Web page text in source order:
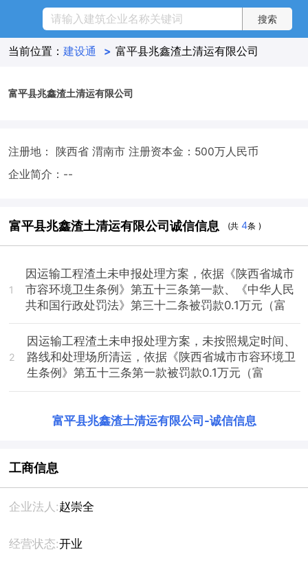
当前位置： 建设通 > 富平县兆鑫渣土清运有限公司
富平县兆鑫渣土清运有限公司
注册地： 陕西省 渭南市 注册资本金：500万人民币
企业简介：--
富平县兆鑫渣土清运有限公司诚信信息 (共4条 )
1
因运输工程渣土未申报处理方案，依据《陕西省城市
市容环境卫生条例》第五十三条第一款、《中华人民
共和国行政处罚法》第三十二条被罚款0.1万元（富
2
因运输工程渣土未申报处理方案，未按照规定时间、
路线和处理场所清运，依据《陕西省城市市容环境卫
生条例》第五十三条第一款被罚款0.1万元（富
富平县兆鑫渣土清运有限公司 -诚信信息
工商信息
企业法人:赵崇全
经营状态:开业